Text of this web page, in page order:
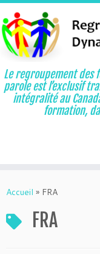
au
Le regroupement des
parole est l’exclusif
intégralité au
formation,
Accueil » FRA
FRA